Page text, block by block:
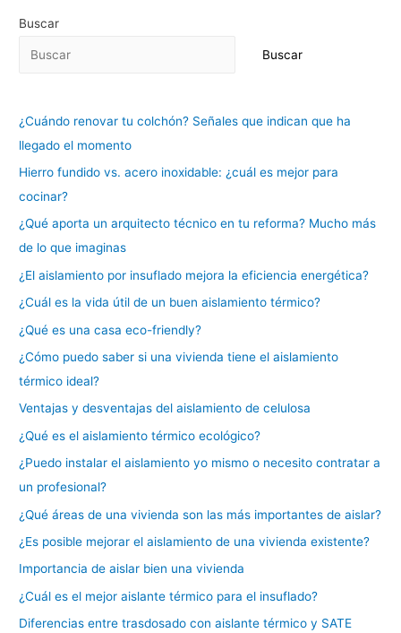
Buscar
Buscar
¿Cuándo renovar tu colchón? Señales que indican que ha
llegado el momento
Hierro fundido vs. acero inoxidable: ¿cuál es mejor para
cocinar?
¿Qué aporta un arquitecto técnico en tu reforma? Mucho más
de lo que imaginas
¿El aislamiento por insuflado mejora la eficiencia energética?
¿Cuál es la vida útil de un buen aislamiento térmico?
¿Qué es una casa eco-friendly?
¿Cómo puedo saber si una vivienda tiene el aislamiento
térmico ideal?
Ventajas y desventajas del aislamiento de celulosa
¿Qué es el aislamiento térmico ecológico?
¿Puedo instalar el aislamiento yo mismo o necesito contratar a
un profesional?
¿Qué áreas de una vivienda son las más importantes de aislar?
¿Es posible mejorar el aislamiento de una vivienda existente?
Importancia de aislar bien una vivienda
¿Cuál es el mejor aislante térmico para el insuflado?
Diferencias entre trasdosado con aislante térmico y SATE